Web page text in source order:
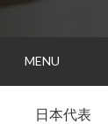
MENU
日本代表